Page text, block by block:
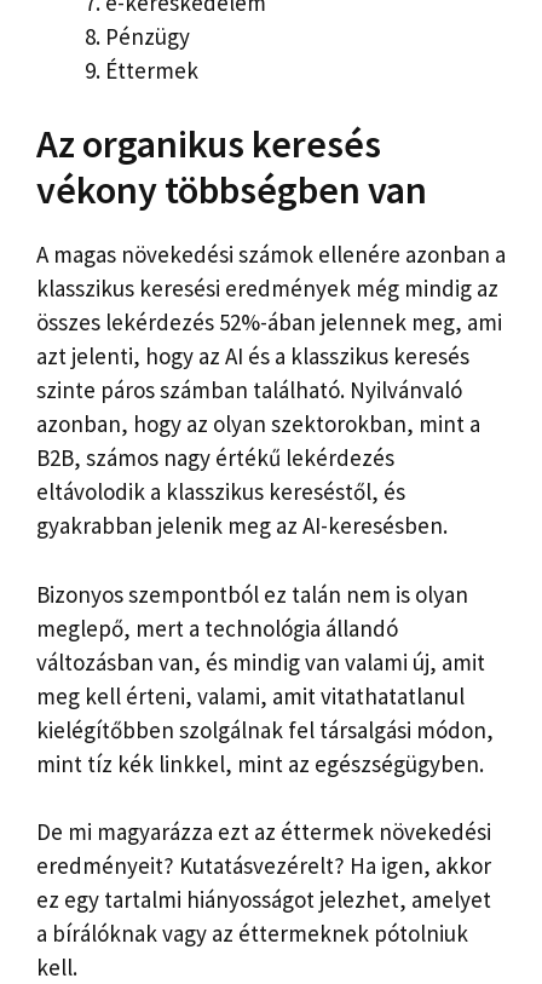
Pénzügy
Éttermek
Az organikus keresés
vékony többségben van
A magas növekedési számok ellenére azonban a
klasszikus keresési eredmények még mindig az
összes lekérdezés 52%-ában jelennek meg, ami
azt jelenti, hogy az AI és a klasszikus keresés
szinte páros számban található. Nyilvánvaló
azonban, hogy az olyan szektorokban, mint a
B2B, számos nagy értékű lekérdezés
eltávolodik a klasszikus kereséstől, és
gyakrabban jelenik meg az AI-keresésben.
Bizonyos szempontból ez talán nem is olyan
meglepő, mert a technológia állandó
változásban van, és mindig van valami új, amit
meg kell érteni, valami, amit vitathatatlanul
kielégítőbben szolgálnak fel társalgási módon,
mint tíz kék linkkel, mint az egészségügyben.
De mi magyarázza ezt az éttermek növekedési
eredményeit? Kutatásvezérelt? Ha igen, akkor
ez egy tartalmi hiányosságot jelezhet, amelyet
a bírálóknak vagy az éttermeknek pótolniuk
kell.